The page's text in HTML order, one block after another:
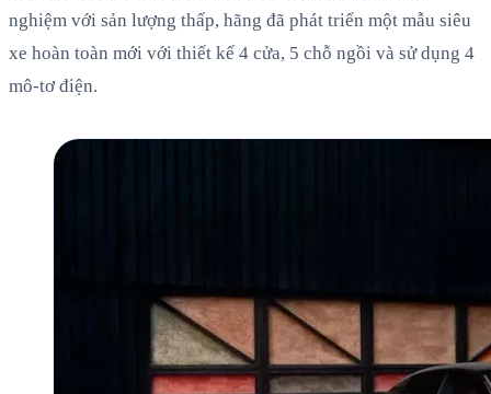
nghiệm với sản lượng thấp, hãng đã phát triển một mẫu siêu
xe hoàn toàn mới với thiết kế 4 cửa, 5 chỗ ngồi và sử dụng 4
mô-tơ điện.